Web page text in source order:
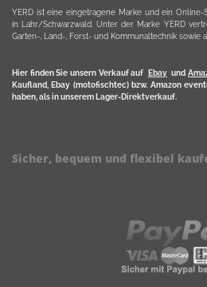
YERD ist eine eingetragene Marke und ein
in Lahr/Schwarzwald. Unter der Marke YERD
Garten-, Land-, Forst- und Kommunaltechnik sowie
Hier finden Sie unsern Verkauf auf Ebayund
Kaufland, Ebay (motofischtec) bzw. Amazon
haben, als in unserem Lager-Direktverkauf.
Sicher, bequem und flexibel